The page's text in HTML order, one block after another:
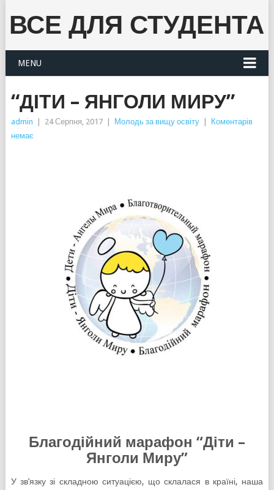
ВСЕ ДЛЯ СТУДЕНТА
MENU
“ДІТИ – ЯНГОЛИ МИРУ”
admin 24 Серпня, 2017 Молодь за вищу освіту
Коментарів
немає
Благодійний марафон “Діти –
Янголи Миру”
У зв’язку зі складною ситуацією, що склалася в країні, наша